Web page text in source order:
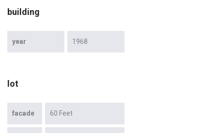
building
year 1968
lot
facade 60 Feet